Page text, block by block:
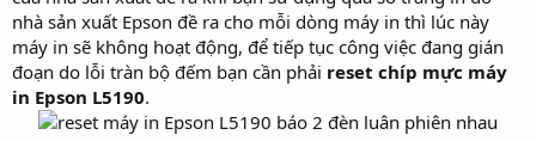
nhà sản xuất Epson đề ra cho mỗi dòng máy in thì lúc này
máy in sẽ không hoạt động, để tiếp tục công việc đang gián
đoạn do lỗi tràn bộ đếm bạn cần phải reset chíp mực máy
in Epson L5190.